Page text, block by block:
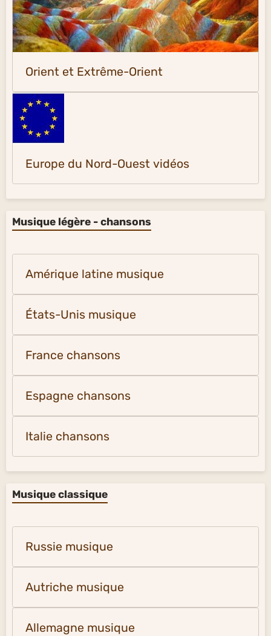
Orient et Extrême-Orient
Europe du Nord-Ouest vidéos
Musique légère - chansons
Amérique latine musique
États-Unis musique
France chansons
Espagne chansons
Italie chansons
Musique classique
Russie musique
Autriche musique
Allemagne musique